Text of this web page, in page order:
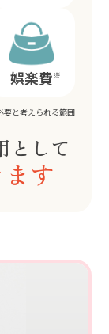
娯楽費※
と考えられる範囲
として
す